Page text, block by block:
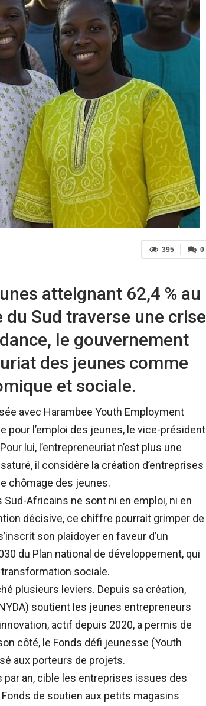
0
395
atteignant 62,4 % au
Sud traverse une crise
le gouvernement
des jeunes comme
et sociale.
avec Harambee Youth Employment
pour l’emploi des jeunes, le vice-président
lui, l’entrepreneuriat n’est plus une
il considère la création d’entreprises
chômage des jeunes.
Africains ne sont ni en emploi, ni en
décisive, ce chiffre pourrait grimper de
son plaidoyer en faveur d’un
du Plan national de développement, qui
sociale.
plusieurs leviers. Depuis sa création,
soutient les jeunes entrepreneurs
actif depuis 2020, a permis de
côté, le Fonds défi jeunesse (Youth
aux porteurs de projets.
par an, cible les entreprises issues des
de soutien aux petits magasins